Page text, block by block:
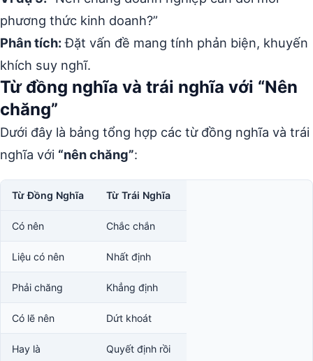
phương thức kinh doanh?”
Phân tích:Đặt vấn đề mang tính phản biện, khuyến
khích suy nghĩ.
Từ đồng nghĩa và trái nghĩa với “Nên
chăng”
Dưới đây là bảng tổng hợp các từ đồng nghĩa và trái
nghĩa với “nên chăng”:
Từ Đồng Nghĩa Từ Trái Nghĩa
Có nên Chắc chắn
Liệu có nên Nhất định
Phải chăng Khẳng định
Có lẽ nên Dứt khoát
Hay là Quyết định rồi